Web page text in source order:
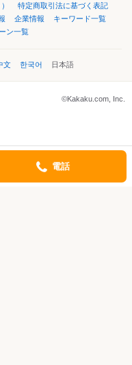
特定商取引法に基づく表記
企業情報
キーワード一覧
ン一覧
文 한국어 日本語
©Kakaku.com, Inc.
電話